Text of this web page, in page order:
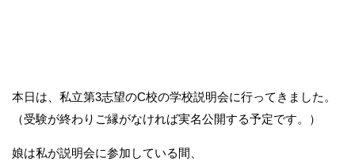
本日は、私立第3志望のC校の学校説明会に行ってきました。
（受験が終わりご縁がなければ実名公開する予定です。）
娘は私が説明会に参加している間、